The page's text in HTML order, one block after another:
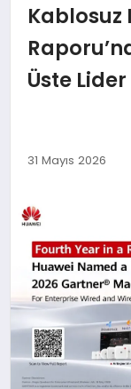
SPOR
TEKNOLOJI
Kablosuz
Üste
31 Mayıs 2026